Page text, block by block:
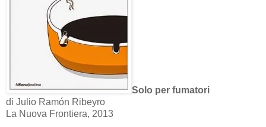
Solo per fumatori
di Julio Ramón Ribeyro
La Nuova Frontiera, 2013